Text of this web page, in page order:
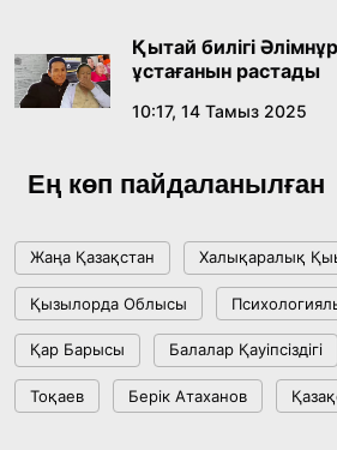
Қытай билігі
ұстағанын растады
10:17, 14 Тамыз 2025
Ең көп пайдаланылған
Жаңа Қазақстан Халықаралық
Қызылорда Облысы
Қар Барысы Балалар Қауіпсіздігі
Тоқаев Берік Атаханов